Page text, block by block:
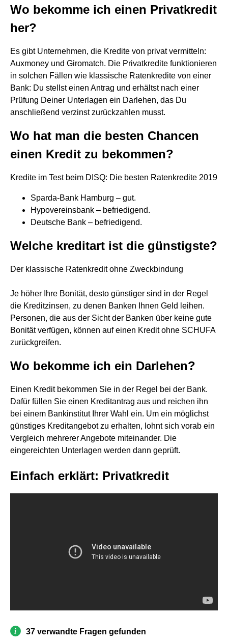
Wo bekomme ich einen Privatkredit
her?
Es gibt Unternehmen, die Kredite von privat vermitteln:
Auxmoney und Giromatch. Die Privatkredite funktionieren
in solchen Fällen wie klassische Ratenkredite von einer
Bank: Du stellst einen Antrag und erhältst nach einer
Prüfung Deiner Unterlagen ein Darlehen, das Du
anschließend verzinst zurückzahlen musst.
Wo hat man die besten Chancen
einen Kredit zu bekommen?
Kredite im Test beim DISQ: Die besten Ratenkredite 2019
Sparda-Bank Hamburg – gut.
Hypovereinsbank – befriedigend.
Deutsche Bank – befriedigend.
Welche kreditart ist die günstigste?
Der klassische Ratenkredit ohne Zweckbindung
Je höher Ihre Bonität, desto günstiger sind in der Regel
die Kreditzinsen, zu denen Banken Ihnen Geld leihen.
Personen, die aus der Sicht der Banken über keine gute
Bonität verfügen, können auf einen Kredit ohne SCHUFA
zurückgreifen.
Wo bekomme ich ein Darlehen?
Einen Kredit bekommen Sie in der Regel bei der Bank.
Dafür füllen Sie einen Kreditantrag aus und reichen ihn
bei einem Bankinstitut Ihrer Wahl ein. Um ein möglichst
günstiges Kreditangebot zu erhalten, lohnt sich vorab ein
Vergleich mehrerer Angebote miteinander. Die
eingereichten Unterlagen werden dann geprüft.
Einfach erklärt: Privatkredit
37 verwandte Fragen gefunden